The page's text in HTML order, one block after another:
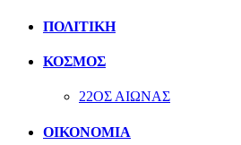
ΠΟΛΙΤΙΚΗ
ΚΟΣΜΟΣ
22ΟΣ ΑΙΩΝΑΣ
ΟΙΚΟΝΟΜΙΑ